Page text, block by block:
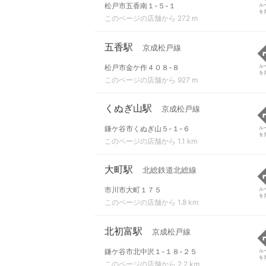
松戸市五香南１-５-１
このページの店舗から 272 m
ル
を
五香駅 京成松戸線
松戸市金ケ作４０８-８
このページの店舗から 927 m
ル
を
くぬぎ山駅 京成松戸線
鎌ケ谷市くぬぎ山５-１-６
このページの店舗から 1.1 km
ル
を
大町駅 北総鉄道北総線
市川市大町１７５
このページの店舗から 1.8 km
ル
を
北初富駅 京成松戸線
鎌ケ谷市北中沢１-１８-２５
このページの店舗から 2.2 km
ル
を